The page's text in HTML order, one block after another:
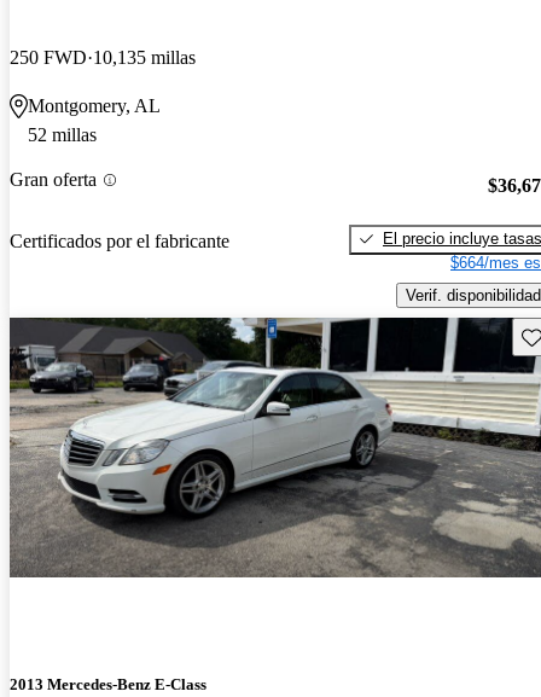
250 FWD 10,135 millas
Montgomery, AL
52 millas
Gran oferta
Certificados por el fabricante
El precio incluye tasas
$664/mes
Verif. disponibilidad
2013 Mercedes-Benz E-Class